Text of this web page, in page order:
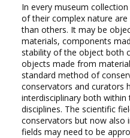
In every museum
of their complex nature
than others. It may be
materials, components
stability of the object both
objects made from
standard method of
conservators and curators
interdisciplinary both
disciplines. The scientific
conservators but now also
fields may need to be